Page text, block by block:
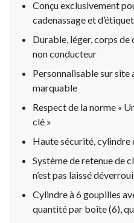
Conçu exclusivement
cadenassage et
Durable, léger, corps
non conducteur
Personnalisable sur site
marquable
Respect de la norme «
clé »
Haute sécurité, cylindre
Système de retenue de
n’est pas laissé
Cylindre à 6 goupilles
quantité par boîte (6),